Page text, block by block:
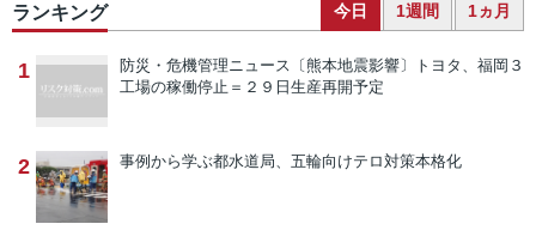
ランキング 今日 1週間 1ヵ月
1 防災・危機管理ニュース 〔熊本地震影響〕トヨタ、福岡３
工場の稼働停止＝２９日生産再開予定
2 事例から学ぶ都水道局、五輪向けテロ対策本格化